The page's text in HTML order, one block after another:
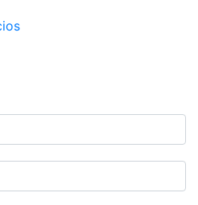
d'usuari